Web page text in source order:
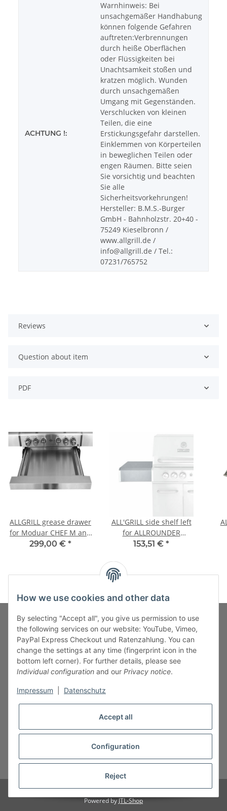
ACHTUNG !:
Warnhinweis: Bei
unsachgemäßer Handhabung
können folgende Gefahren
auftreten:Verbrennungen
durch heiße Oberflächen
oder Flüssigkeiten bei
Unachtsamkeit stoßen und
kratzen möglich. Wunden
durch unsachgemäßen
Umgang mit Gegenständen.
Verschlucken von kleinen
Teilen, die eine
Erstickungsgefahr darstellen.
Einklemmen von Körperteilen
in beweglichen Teilen oder
engen Räumen. Bitte seien
Sie vorsichtig und beachten
Sie alle
Sicherheitsvorkehrungen!
Hersteller: B.M.S.-Burger
GmbH - Bahnholzstr. 20+40 -
75249 Kieselbronn /
www.allgrill.de /
info@allgrill.de / Tel.:
07231/765752
Reviews
Question about item
PDF
ALLGRILL grease drawer
for Moduar CHEF M and
ALLROUNDER M
299,00 € *
ALL'GRILL side shelf left
for ALLROUNDER
Modular
153,51 € *
Fuss-Zahlung-Versand-Kontakt
Fuss-Informationen
Legal
* All prices incl. VAT, plusshipping fees
© B.M.S-Burger GmbH
Powered byJTL-Shop
How we use cookies and other data
By selecting "Accept all", you give us permission to use
the following services on our website: YouTube, Vimeo,
PayPal Express Checkout und Ratenzahlung. You can
change the settings at any time (fingerprint icon in the
bottom left corner). For further details, please see
Individual configuration and our Privacy notice.
Impressum Datenschutz
Accept all
Configuration
Reject